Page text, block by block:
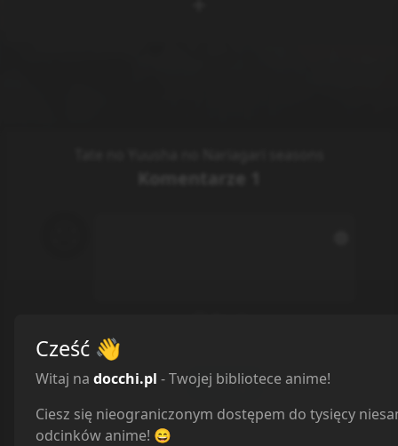
Dodaj
Cześć 👋
Witaj na docchi.pl - Twojej bibliotece anime!
Ciesz się nieograniczonym dostępem do tysięcy
odcinków anime! 😄